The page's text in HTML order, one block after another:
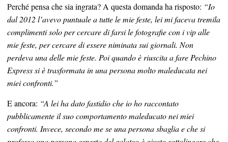
Perché pensa che sia ingrata? A questa domanda ha risposto: “Io
dal 2012 l’avevo puntuale a tutte le mie feste, lei mi faceva tremila
complimenti solo per cercare di farsi le fotografie con i vip alle
mie feste, per cercare di essere niminata sui giornali. Non
perdeva una delle mie feste. Poi quando è riuscita a fare Pechino
Express si è trasformata in una persona molto maleducata nei
miei confronti.”
E ancora: “A lei ha dato fastidio che io ho raccontato
pubblicamente il suo comportamento maleducato nei miei
confronti. Invece, secondo me se una persona sbaglia e che si